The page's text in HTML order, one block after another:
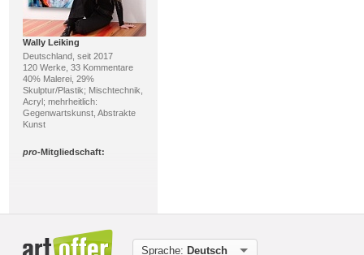
Wally Leiking
Deutschland, seit 2017
120 Werke, 33 Kommentare
40% Malerei, 29%
Skulptur/Plastik; Mischtechnik,
Acryl; mehrheitlich:
Gegenwartskunst, Abstrakte
Kunst
pro-Mitgliedschaft:
Sprache: Deutsch